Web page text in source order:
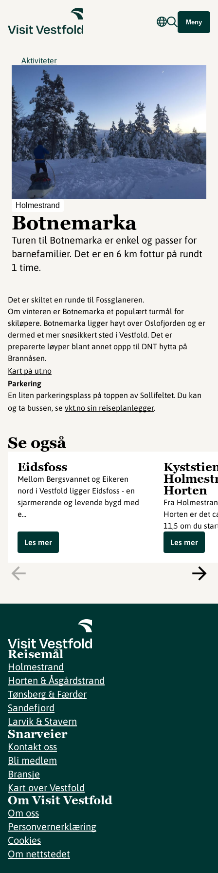
Meny
Aktiviteter
Holmestrand
Botnemarka
Turen til Botnemarka er enkel og passer for
barnefamilier. Det er en 6 km fottur på rundt
1 time.
Det er skiltet en runde til Fossglaneren.
Om vinteren er Botnemarka et populært turmål for
skiløpere. Botnemarka ligger høyt over Oslofjorden og er
dermed et mer snøsikkert sted i Vestfold. Det er
preparerte løyper blant annet oppp til DNT hytta på
Brannåsen.
Kart på ut.no
Parkering
En liten parkeringsplass på toppen av Sollifeltet. Du kan
og ta bussen, se vkt.no sin reiseplanlegger.
Se også
Eidsfoss
Mellom Bergsvannet og Eikeren
nord i Vestfold ligger Eidsfoss - en
sjarmerende og levende bygd med
e...
Les mer
Horten
Fra
Horten er det
11,5 om du
Les mer
Reisemål
Holmestrand
Horten & Åsgårdstrand
Tønsberg & Færder
Sandefjord
Larvik & Stavern
Snarveier
Kontakt oss
Bli medlem
Bransje
Kart over Vestfold
Om Visit Vestfold
Om oss
Personvernerklæring
Cookies
Om nettstedet